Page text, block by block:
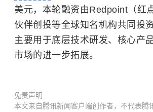
美元，本轮融资由Redpoint（红
伙伴创投等全球知名机构共同投
主要用于底层技术研发、核心产
市场的进一步拓展。
免责声明
本文来自腾讯新闻客户端创作者，不代表腾